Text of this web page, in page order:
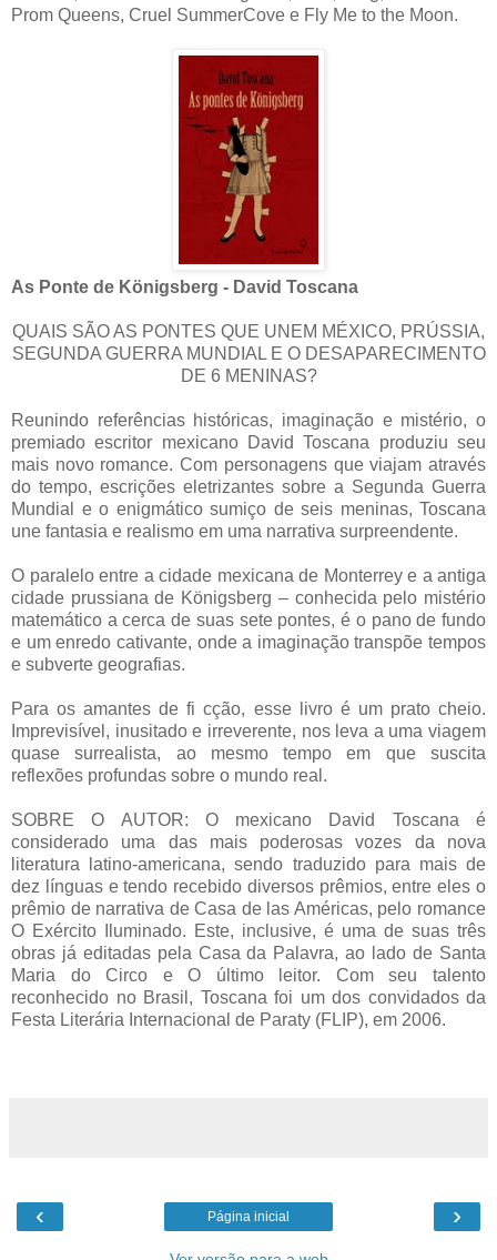
Prom Queens, Cruel SummerCove e Fly Me to the Moon.
As Ponte de Königsberg - David Toscana
QUAIS SÃO AS PONTES QUE UNEM MÉXICO, PRÚSSIA,
SEGUNDA GUERRA MUNDIAL E O DESAPARECIMENTO
DE 6 MENINAS?
Reunindo referências históricas, imaginação e mistério, o
premiado escritor mexicano David Toscana produziu seu
mais novo romance. Com personagens que viajam através
do tempo, escrições eletrizantes sobre a Segunda Guerra
Mundial e o enigmático sumiço de seis meninas, Toscana
une fantasia e realismo em uma narrativa surpreendente.
O paralelo entre a cidade mexicana de Monterrey e a antiga
cidade prussiana de Königsberg – conhecida pelo mistério
matemático a cerca de suas sete pontes, é o pano de fundo
e um enredo cativante, onde a imaginação transpõe tempos
e subverte geografias.
Para os amantes de fi cção, esse livro é um prato cheio.
Imprevisível, inusitado e irreverente, nos leva a uma viagem
quase surrealista, ao mesmo tempo em que suscita
reflexões profundas sobre o mundo real.
SOBRE O AUTOR: O mexicano David Toscana é
considerado uma das mais poderosas vozes da nova
literatura latino-americana, sendo traduzido para mais de
dez línguas e tendo recebido diversos prêmios, entre eles o
prêmio de narrativa de Casa de las Américas, pelo romance
O Exército Iluminado. Este, inclusive, é uma de suas três
obras já editadas pela Casa da Palavra, ao lado de Santa
Maria do Circo e O último leitor. Com seu talento
reconhecido no Brasil, Toscana foi um dos convidados da
Festa Literária Internacional de Paraty (FLIP), em 2006.
‹ ›
Página inicial